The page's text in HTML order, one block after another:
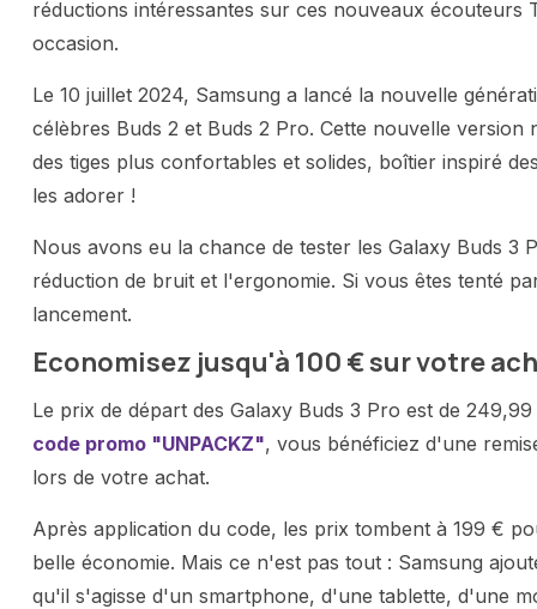
réductions intéressantes sur ces nouveaux
occasion.
Le 10 juillet 2024, Samsung a lancé la nouvelle
célèbres Buds 2 et Buds 2 Pro. Cette nouvelle
des tiges plus confortables et solides, boîtier inspiré
les adorer !
Nous avons eu la chance de tester les Galaxy Buds 3
réduction de bruit et l'ergonomie. Si vous êtes tenté
lancement.
Economisez jusqu'à 100 € sur votre
Le prix de départ des Galaxy Buds 3 Pro est de
code promo "UNPACKZ", vous bénéficiez d'une
lors de votre achat.
Après application du code, les prix tombent à 199 €
belle économie. Mais ce n'est pas tout : Samsung
qu'il s'agisse d'un smartphone, d'une tablette, d'une